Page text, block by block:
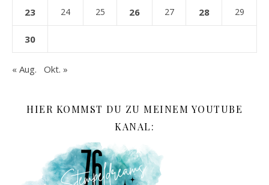
23 24 25 26 27 28 29
30
« Aug. Okt. »
HIER KOMMST DU ZU MEINEM YOUTUBE
KANAL: